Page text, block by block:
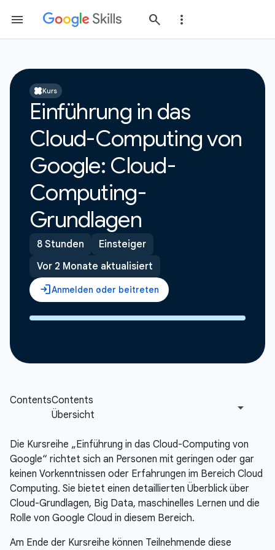
Kurs
Einführung in das
Cloud-Computing von
Google: Cloud-
Computing-
Grundlagen
8 Stunden
Einsteiger
Vor 2 Monate aktualisiert
Die Kursreihe „Einführung in das Cloud-Computing von
Google“ richtet sich an Personen mit geringen oder gar
keinen Vorkenntnissen oder Erfahrungen im Bereich Cloud
Computing. Sie bietet einen detaillierten Überblick über
Cloud-Grundlagen, Big Data, maschinelles Lernen und die
Rolle von Google Cloud in diesem Bereich.
Am Ende der Kursreihe können Teilnehmende diese